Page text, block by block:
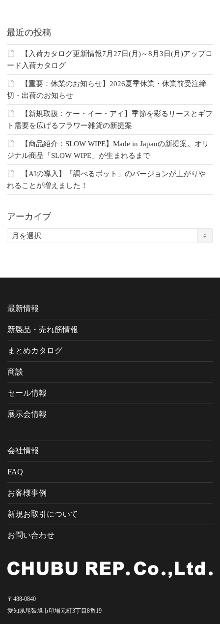
最近の投稿
【入荷カタログ更新情報7月27日(月)～8月3日(月)アップロ
ード入荷カタログ
【重要：休業のお知らせ】2026夏季休業・休業前受注締
切・出荷のお知らせ
【新規取扱：ケー・イー・アイ】季節を彩るリースとギフ
ト需要を広げるフラワー雑貨の新提案
【商品紹介：SLOW WIPE】Made in Japanの新提案。オリ
ジナル商品「SLOW WIPE」が生まれるまで
【AIの導入】「調べるボット」のバージョンが上がりや
れることが増えました！
アーカイブ
ア
最新情報
新製品・売れ筋情報
まとめカタログ
商談
セール情報
展示会情報
会社情報
FAQ
お客様事例
新規お取引について
お問い合わせ
〒488-0840
愛知県尾張旭市印場元町3丁目8番19